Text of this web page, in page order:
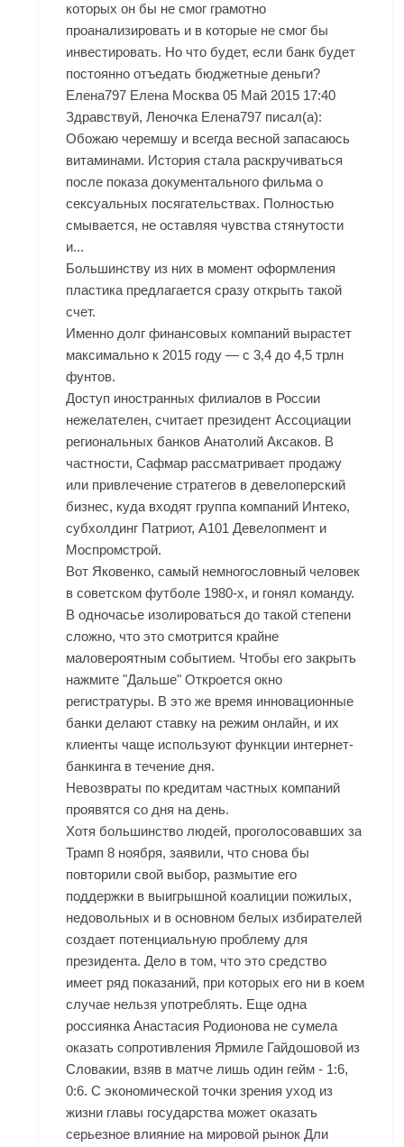
которых он бы не смог грамотно
проанализировать и в которые не смог бы
инвестировать. Но что будет, если банк будет
постоянно отъедать бюджетные деньги?
Елена797 Елена Москва 05 Май 2015 17:40
Здравствуй, Леночка Елена797 писал(а):
Обожаю черемшу и всегда весной запасаюсь
витаминами. История стала раскручиваться
после показа документального фильма о
сексуальных посягательствах. Полностью
смывается, не оставляя чувства стянутости
и...
Большинству из них в момент оформления
пластика предлагается сразу открыть такой
счет.
Именно долг финансовых компаний вырастет
максимально к 2015 году — с 3,4 до 4,5 трлн
фунтов.
Доступ иностранных филиалов в России
нежелателен, считает президент Ассоциации
региональных банков Анатолий Аксаков. В
частности, Сафмар рассматривает продажу
или привлечение стратегов в девелоперский
бизнес, куда входят группа компаний Интеко,
субхолдинг Патриот, А101 Девелопмент и
Моспромстрой.
Вот Яковенко, самый немногословный человек
в советском футболе 1980-х, и гонял команду.
В одночасье изолироваться до такой степени
сложно, что это смотрится крайне
маловероятным событием. Чтобы его закрыть
нажмите "Дальше" Откроется окно
регистратуры. В это же время инновационные
банки делают ставку на режим онлайн, и их
клиенты чаще используют функции интернет-
банкинга в течение дня.
Невозвраты по кредитам частных компаний
проявятся со дня на день.
Хотя большинство людей, проголосовавших за
Трамп 8 ноября, заявили, что снова бы
повторили свой выбор, размытие его
поддержки в выигрышной коалиции пожилых,
недовольных и в основном белых избирателей
создает потенциальную проблему для
президента. Дело в том, что это средство
имеет ряд показаний, при которых его ни в коем
случае нельзя употреблять. Еще одна
россиянка Анастасия Родионова не сумела
оказать сопротивления Ярмиле Гайдошовой из
Словакии, взяв в матче лишь один гейм - 1:6,
0:6. С экономической точки зрения уход из
жизни главы государства может оказать
серьезное влияние на мировой рынок Дли